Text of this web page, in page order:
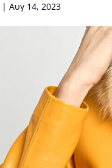
|Αυγ 14, 2023